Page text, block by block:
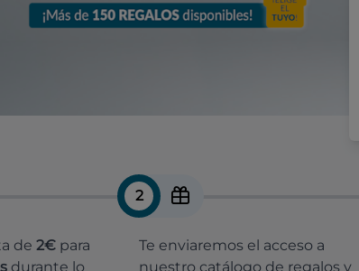
de 2€ para
durante lo
2
Te enviaremos el acceso a
nuestro catálogo de regalos y